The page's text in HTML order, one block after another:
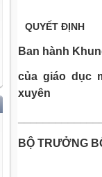
QUYẾT ĐỊNH
Ban hành
của giáo dục
xuyên
BỘ TRƯỞNG